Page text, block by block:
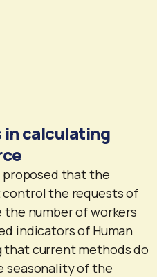
in calculating
proposed that the
the requests of
number of workers
indicators of Human
that current methods do
seasonality of the